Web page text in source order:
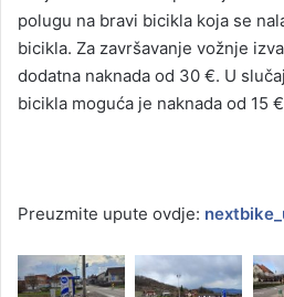
polugu na bravi bicikla koja se
bicikla. Za završavanje vožnje
dodatna naknada od 30 €. U
bicikla moguća je naknada od 15
Preuzmite upute ovdje: